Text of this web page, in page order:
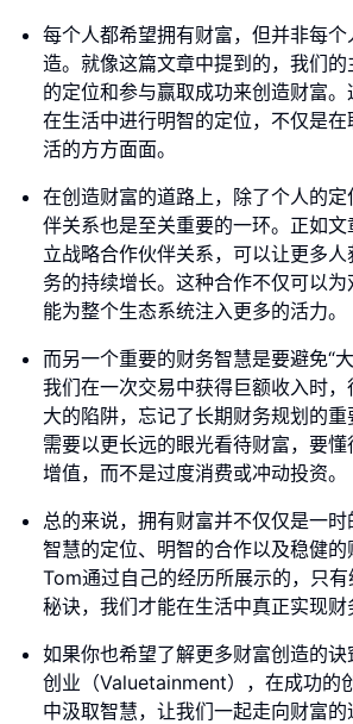
每个人都希望拥有财富，但并非每个
造。就像这篇文章中提到的，我们
的定位和参与赢取成功来创造财富
在生活中进行明智的定位，不仅是
活的方方面面。
在创造财富的道路上，除了个人的
伴关系也是至关重要的一环。正如
立战略合作伙伴关系，可以让更多
务的持续增长。这种合作不仅可以
能为整个生态系统注入更多的活力。
而另一个重要的财务智慧是要避免“
我们在一次交易中获得巨额收入时，
大的陷阱，忘记了长期财务规划的
需要以更长远的眼光看待财富，要
增值，而不是过度消费或冲动投资。
总的来说，拥有财富并不仅仅是一
智慧的定位、明智的合作以及稳健
Tom通过自己的经历所展示的，只
秘诀，我们才能在生活中真正实现财
如果你也希望了解更多财富创造的
创业（Valuetainment），在成功的
中汲取智慧，让我们一起走向财富的